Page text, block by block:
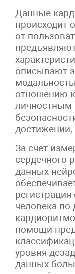
Данные
происходит
от
описывают
отношению
личностным
достижении,
За счет
сердечного
данных
человека
помощи
уровня
данных